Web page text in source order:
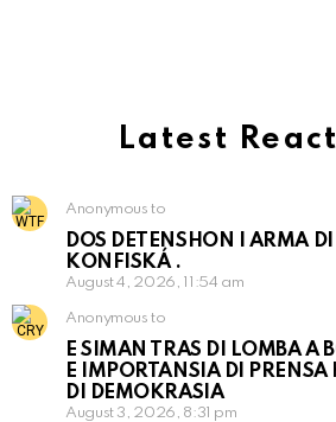
Latest
Anonymous to
DOS DETENSHON I ARMA
KONFISKÁ .
August 4, 2026, 11:54 am
Anonymous to
E SIMAN TRAS DI LOMBA A
E IMPORTANSIA DI
DI DEMOKRASIA
August 3, 2026, 8:31 pm